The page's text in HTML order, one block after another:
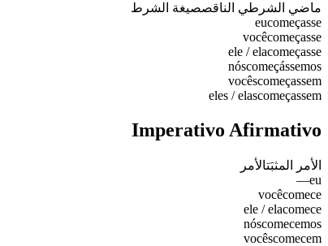
ماضي الشرطي الناقصصيغة الشرط
eucomeçasse
vocêcomeçasse
ele / elacomeçasse
nóscomeçássemos
vocêscomeçassem
eles / elascomeçassem
Imperativo Afirmativo
الأمر المثبَتالأمر
eu
—
vocêcomece
ele / elacomece
nóscomecemos
vocêscomecem